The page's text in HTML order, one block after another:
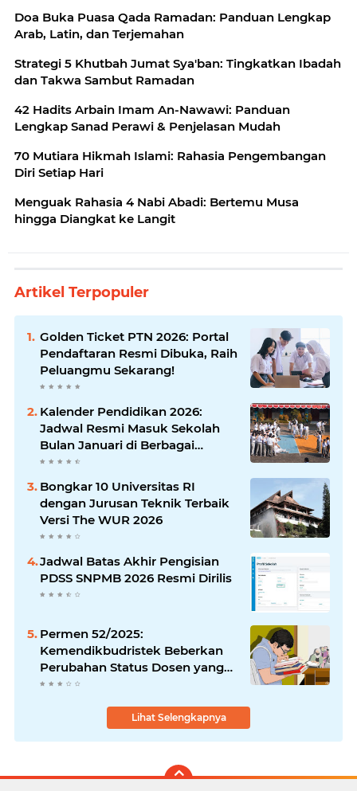
Doa Buka Puasa Qada Ramadan: Panduan Lengkap
Arab, Latin, dan Terjemahan
Strategi 5 Khutbah Jumat Sya'ban: Tingkatkan Ibadah
dan Takwa Sambut Ramadan
42 Hadits Arbain Imam An-Nawawi: Panduan
Lengkap Sanad Perawi & Penjelasan Mudah
70 Mutiara Hikmah Islami: Rahasia Pengembangan
Diri Setiap Hari
Menguak Rahasia 4 Nabi Abadi: Bertemu Musa
hingga Diangkat ke Langit
Artikel Terpopuler
Golden Ticket PTN 2026: Portal
Pendaftaran Resmi Dibuka, Raih
Peluangmu Sekarang!
Kalender Pendidikan 2026:
Jadwal Resmi Masuk Sekolah
Bulan Januari di Berbagai
Daerah
Bongkar 10 Universitas RI
dengan Jurusan Teknik Terbaik
Versi The WUR 2026
Jadwal Batas Akhir Pengisian
PDSS SNPMB 2026 Resmi Dirilis
Permen 52/2025:
Kemendikbudristek Beberkan
Perubahan Status Dosen yang
Krusial
Lihat Selengkapnya